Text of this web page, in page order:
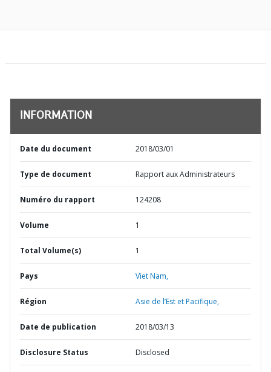
INFORMATION
Date du document 2018/03/01
Type de document Rapport aux Administrateurs
Numéro du rapport 124208
Volume 1
Total Volume(s) 1
Pays Viet Nam,
Région Asie de l’Est et Pacifique,
Date de publication 2018/03/13
Disclosure Status Disclosed